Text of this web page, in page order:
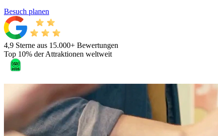
Besuch planen
4,9 Sterne aus 15.000+ Bewertungen
Top 10% der Attraktionen weltweit